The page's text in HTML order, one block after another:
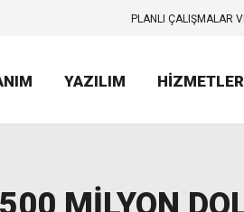
PLANLI ÇALIŞMALAR
YAZILIM HİZMETLER